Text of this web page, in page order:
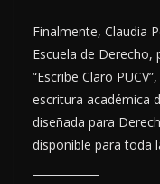
Finalmente, Claudia
Escuela de
“Escribe Claro
escritura académica
diseñada para
disponible para toda